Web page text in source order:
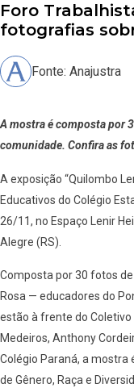
Foro
fotografias
Fonte: Anajustra
A mostra é composta por
comunidade. Confira as
A exposição “Quilombo
Educativos do Colégio
26/11, no Espaço Lenir
Alegre (RS).
Composta por 30 fotos
Rosa — educadores do
estão à frente do
Medeiros, Anthony
Colégio Paraná, a mostra
de Gênero, Raça e